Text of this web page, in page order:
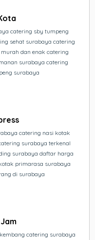
catering sby tumpeng
sehat surabaya catering
dan enak catering
surabaya catering
surabaya
catering nasi kotak
surabaya terkenal
surabaya daftar harga
primarasa surabaya
di surabaya
catering surabaya